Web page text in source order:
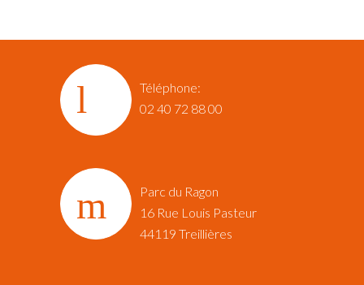
Téléphone:
02 40 72 88 00
Parc du Ragon
16 Rue Louis Pasteur‎
44119 Treillières